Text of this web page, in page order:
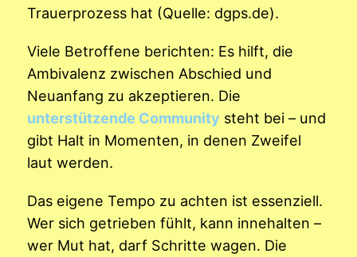
Trauerprozess hat (Quelle: dgps.de).
Viele Betroffene berichten: Es hilft, die
Ambivalenz zwischen Abschied und
Neuanfang zu akzeptieren. Die
unterstützende Community steht bei – und
gibt Halt in Momenten, in denen Zweifel
laut werden.
Das eigene Tempo zu achten ist essenziell.
Wer sich getrieben fühlt, kann innehalten –
wer Mut hat, darf Schritte wagen. Die